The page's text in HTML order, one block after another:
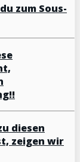
zum Sous-
diesen
zeigen wir